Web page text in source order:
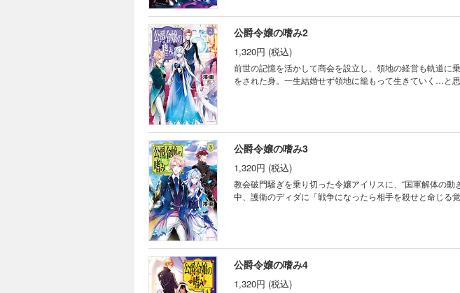
公爵令嬢の嗜み2
1,320円 (税込)
前世の記憶を活かして商会を設立し、領地の経営も軌道に
をされた身。一生結婚せず領地に籠もって生きていく…と
公爵令嬢の嗜み3
1,320円 (税込)
教会破門騒ぎを乗り切った令嬢アイリスに、“国軍解体の
中、護衛のディダに「戦争になったら相手を殺せと命じ
公爵令嬢の嗜み4
1,320円 (税込)